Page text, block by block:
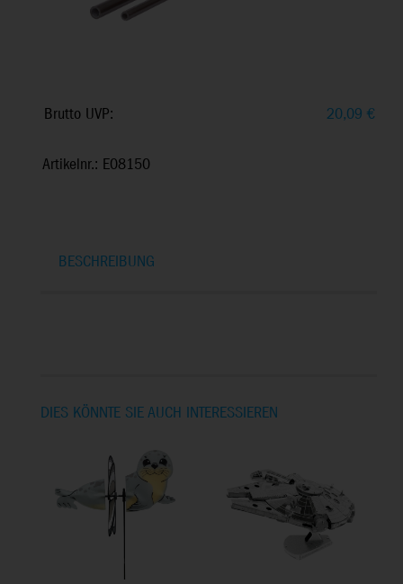
Brutto UVP: 20,09 €
Artikelnr.: E08150
BESCHREIBUNG
DIES KÖNNTE SIE AUCH INTERESSIEREN